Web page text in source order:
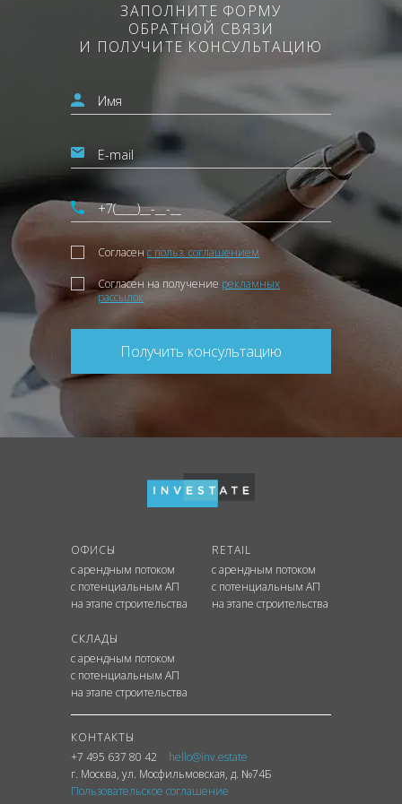
ЗАПОЛНИТЕ ФОРМУ
ОБРАТНОЙ СВЯЗИ
И ПОЛУЧИТЕ КОНСУЛЬТАЦИЮ
Согласен с польз. соглашением
Согласен на получение рекламных
рассылок
Получить консультацию
ОФИСЫ
с арендным потоком
с потенциальным АП
на этапе строительства
RETAIL
с арендным потоком
с потенциальным АП
на этапе строительства
СКЛАДЫ
с арендным потоком
с потенциальным АП
на этапе строительства
КОНТАКТЫ
+7 495 637 80 42
hello@inv.estate
г. Москва, ул. Мосфильмовская, д. №74Б
Пользовательское соглашение